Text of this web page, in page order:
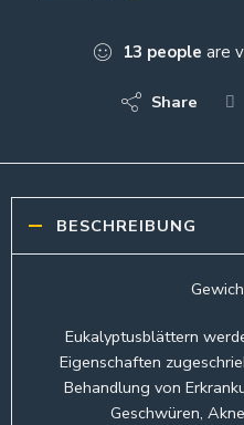
13 people are
Share
BESCHREIBUNG
Eukalyptusblättern
Eigenschaften
Behandlung von
Geschwüren,